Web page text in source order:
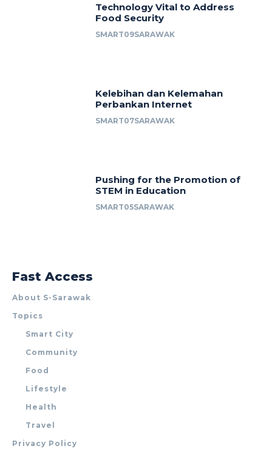
Technology Vital to Address
Food Security
SMART09SARAWAK
Kelebihan dan Kelemahan
Perbankan Internet
SMART07SARAWAK
Pushing for the Promotion of
STEM in Education
SMART05SARAWAK
Fast Access
About S-Sarawak
Topics
Smart City
Community
Food
Lifestyle
Health
Travel
Privacy Policy